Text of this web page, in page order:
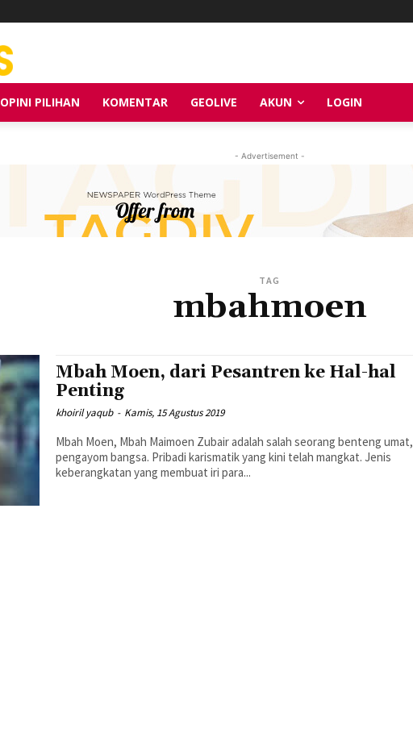
OPINI PILIHAN KOMENTAR GEOLIVE AKUN LOGIN
- Advertisement -
TAG
mbahmoen
Mbah Moen, dari Pesantren ke Hal-hal
Penting
khoiril yaqub - Kamis, 15 Agustus 2019
Mbah Moen, Mbah Maimoen Zubair adalah salah seorang benteng umat,
pengayom bangsa. Pribadi karismatik yang kini telah mangkat. Jenis
keberangkatan yang membuat iri para...